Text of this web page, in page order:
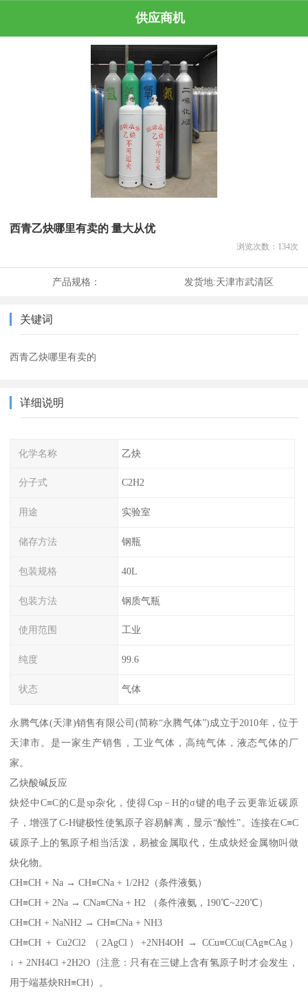
供应商机
西青乙炔哪里有卖的 量大从优
浏览次数： 134次
产品规格： 发货地:天津市武清区
关键词
西青乙炔哪里有卖的
详细说明
化学名称 乙炔
分子式 C2H2
用途 实验室
储存方法 钢瓶
包装规格 40L
包装方法 钢质气瓶
使用范围 工业
纯度 99.6
状态 气体
永腾气体(天津)销售有限公司(简称“永腾气体”)成立于2010年，位于
天津市。是一家生产销售，工业气体，高纯气体，液态气体的厂
家。
乙炔酸碱反应
炔烃中C≡C的C是sp杂化，使得Csp－H的σ键的电子云更靠近碳原
子，增强了C-H键极性使氢原子容易解离，显示“酸性”。连接在C≡C
碳原子上的氢原子相当活泼，易被金属取代，生成炔烃金属物叫做
炔化物。
CH≡CH + Na → CH≡CNa + 1/2H2（条件液氨）
CH≡CH + 2Na → CNa≡CNa + H2 （条件液氨，190℃~220℃）
CH≡CH + NaNH2 → CH≡CNa + NH3
CH≡CH + Cu2Cl2 （2AgCl）+2NH4OH → CCu≡CCu(CAg≡CAg）
↓ + 2NH4Cl +2H2O（注意：只有在三键上含有氢原子时才会发生，
用于端基炔RH≡CH）。